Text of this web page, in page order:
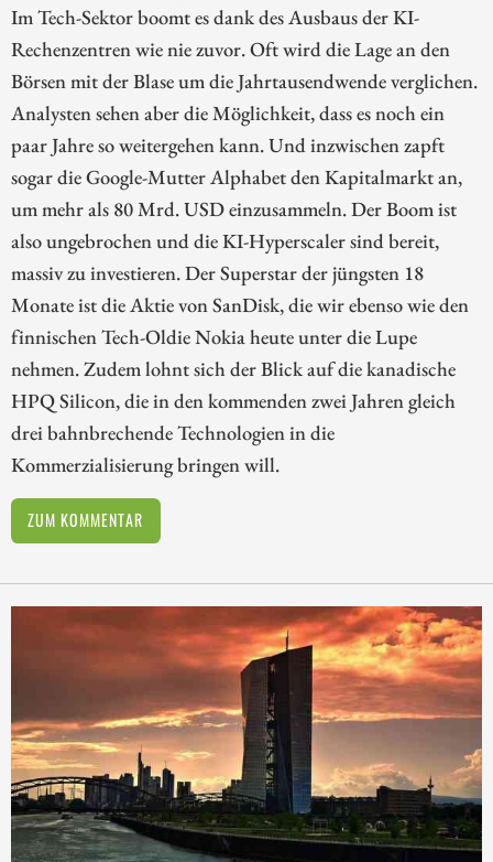
Im Tech-Sektor boomt es dank des Ausbaus der KI-
Rechenzentren wie nie zuvor. Oft wird die Lage an den
Börsen mit der Blase um die Jahrtausendwende verglichen.
Analysten sehen aber die Möglichkeit, dass es noch ein
paar Jahre so weitergehen kann. Und inzwischen zapft
sogar die Google-Mutter Alphabet den Kapitalmarkt an,
um mehr als 80 Mrd. USD einzusammeln. Der Boom ist
also ungebrochen und die KI-Hyperscaler sind bereit,
massiv zu investieren. Der Superstar der jüngsten 18
Monate ist die Aktie von SanDisk, die wir ebenso wie den
finnischen Tech-Oldie Nokia heute unter die Lupe
nehmen. Zudem lohnt sich der Blick auf die kanadische
HPQ Silicon, die in den kommenden zwei Jahren gleich
drei bahnbrechende Technologien in die
Kommerzialisierung bringen will.
ZUM KOMMENTAR